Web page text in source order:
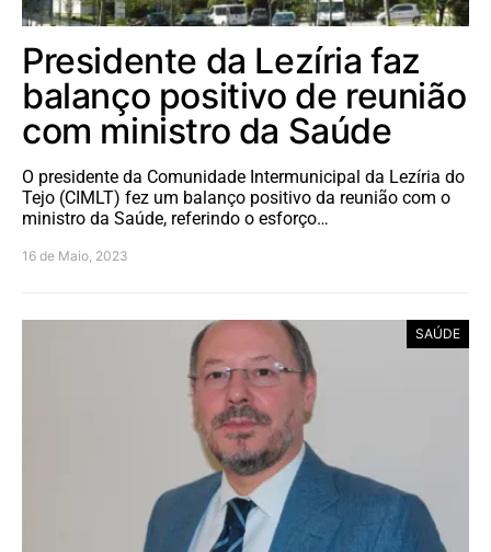
Presidente da Lezíria faz
balanço positivo de reunião
com ministro da Saúde
O presidente da Comunidade Intermunicipal da Lezíria do
Tejo (CIMLT) fez um balanço positivo da reunião com o
ministro da Saúde, referindo o esforço…
16 de Maio, 2023
SAÚDE